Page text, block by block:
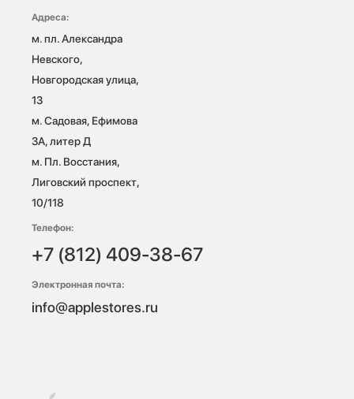
Адреса:
м. пл. Александра
Невского,
Новгородская улица,
13
м. Садовая, Ефимова
3А, литер Д
м. Пл. Восстания,
Лиговский проспект,
10/118
Телефон:
+7 (812) 409-38-67
Электронная почта:
info@applestores.ru